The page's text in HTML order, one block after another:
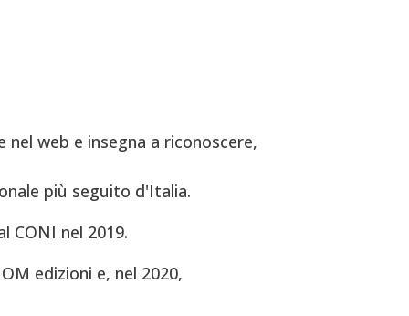
web e insegna a riconoscere,
più seguito d'Italia.
CONI nel 2019.
edizioni e, nel 2020,